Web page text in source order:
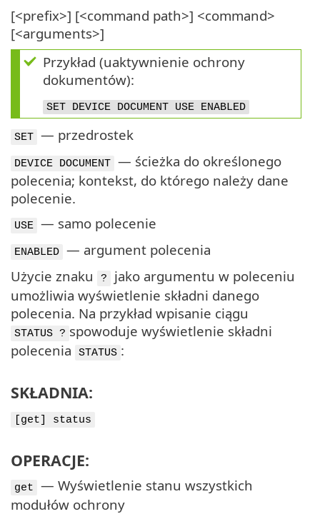
[<prefix>] [<command path>] <command>
[<arguments>]
Przykład (uaktywnienie ochrony
dokumentów):
SET DEVICE DOCUMENT USE ENABLED
SET — przedrostek
DEVICE DOCUMENT
— ścieżka do określonego
polecenia; kontekst, do którego należy dane
polecenie.
USE — samo polecenie
ENABLED
— argument polecenia
Użycie znaku
?
jako argumentu w poleceniu
umożliwia wyświetlenie składni danego
polecenia. Na przykład wpisanie ciągu
STATUS ? spowoduje wyświetlenie składni
polecenia
STATUS :
SKŁADNIA:
[get] status
OPERACJE:
get
— Wyświetlenie stanu wszystkich
modułów ochrony